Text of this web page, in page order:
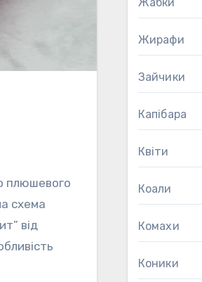
схема
від
Жирафи
Зайчики
Капібара
Квіти
Коали
Комахи
Коники